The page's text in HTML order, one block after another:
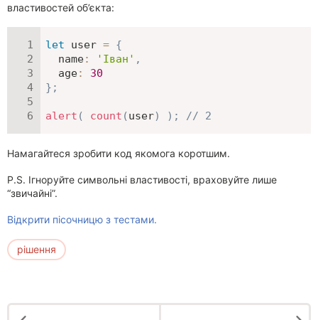
властивостей об’єкта:
let user = {
name: 'Іван' ,
age:
30
} ;
alert ( count (user) ) ; // 2
Намагайтеся зробити код якомога коротшим.
P.S. Ігноруйте символьні властивості, враховуйте лише
“звичайні”.
Відкрити пісочницю з тестами.
рішення